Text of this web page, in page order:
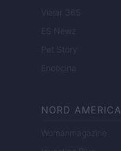
Viajar 365
ES Newz
Pet Story
Encocina
NORD AMERICA
Womanmagazine